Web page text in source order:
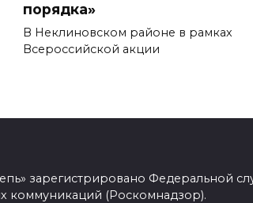
порядка»
В Неклиновском районе в рамках
Всероссийской акции
зарегистрировано Федеральной
коммуникаций (Роскомнадзор).